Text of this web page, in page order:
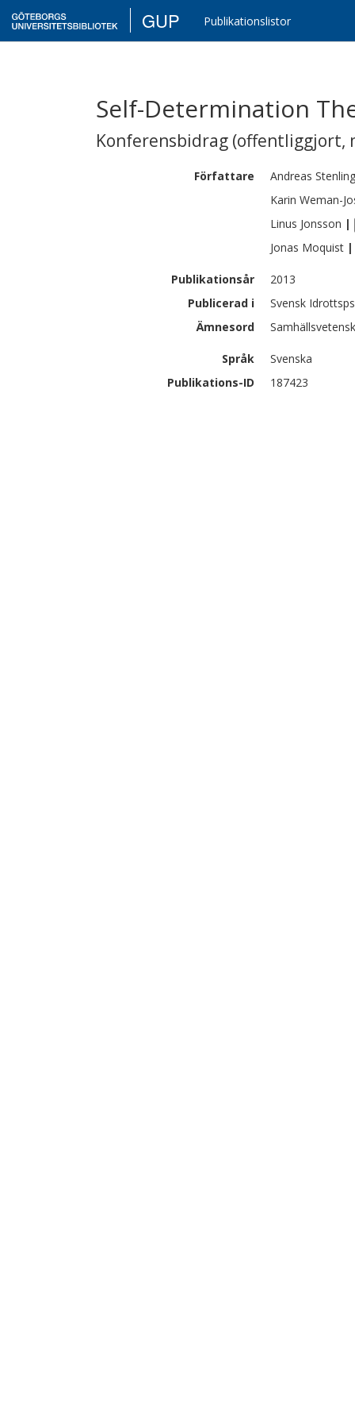
GUP Publikationslistor
Self-Determination
Konferensbidrag (offentliggjort,
Författare Andreas Stenling
Karin Weman-
Linus Jonsson |
Jonas Moquist |
Publikationsår
2013
Publicerad i
Svensk
Ämnesord
Språk
Svenska
Publikations-ID
187423